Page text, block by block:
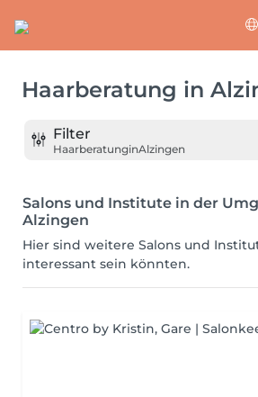
Haarberatung in
Filter
HaarberatunginAlzingen
Salons und Institute in der
Alzingen
Hier sind weitere Salons und
interessant sein könnten.